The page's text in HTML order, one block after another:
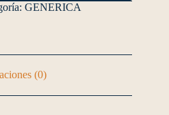
GENERICA
(0)